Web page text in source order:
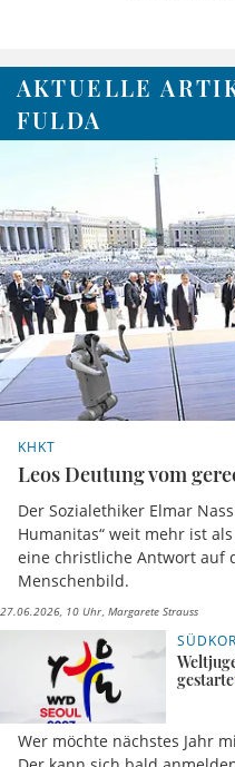
AKTUELLE
FULDA
KHKT
Leos Deutung vom
Der Sozialethiker Elmar
Humanitas“ weit mehr ist
eine christliche Antwort auf
Menschenbild.
27.06.2026, 10 Uhr Margarete Strauss
Wer möchte nächstes Jahr